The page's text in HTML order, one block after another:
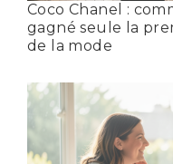
Coco Chanel :
gagné seule la
de la mode